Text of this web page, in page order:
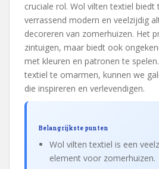
cruciale rol. Wol vilten textiel
verrassend modern en veelzijdig
decoreren van zomerhuizen. Het
zintuigen, maar biedt ook
met kleuren en patronen te
textiel te omarmen, kunnen we
die inspireren en verlevendigen.
Belangrijkste punten
Wol vilten textiel is een
element voor zomerhuizen.